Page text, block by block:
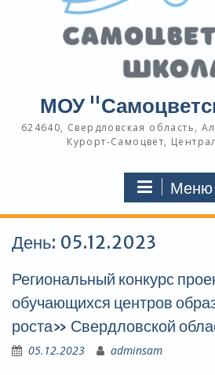
МОУ
624640, Свердловская область,
Курорт-Самоцвет,
Меню
День: 05.12.2023
Региональный конкурс
обучающихся центров
роста» Свердловской
05.12.2023 adminsam